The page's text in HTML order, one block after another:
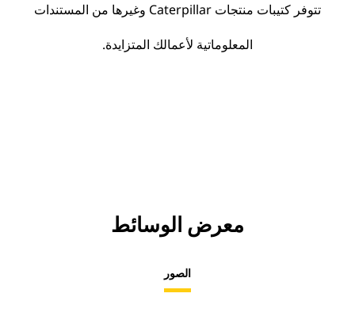
تتوفر كتيبات منتجات Caterpillar وغيرها من المستندات
المعلوماتية لأعمالك المتزايدة.
معرض الوسائط
الصور